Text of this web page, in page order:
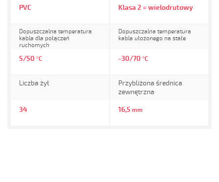
PVC Klasa 2 = wielodrutowy
Dopuszczalna temperatura
kabla dla połączeń
ruchomych
5/50 °C
Dopuszczalna temperatura
kabla ułożonego na stałe
-30/70 °C
Liczba żył
34
Przybliżona średnica
zewnętrzna
16,5 mm